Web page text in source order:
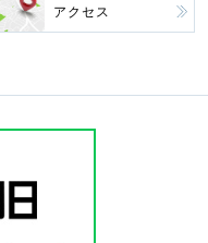
アクセス